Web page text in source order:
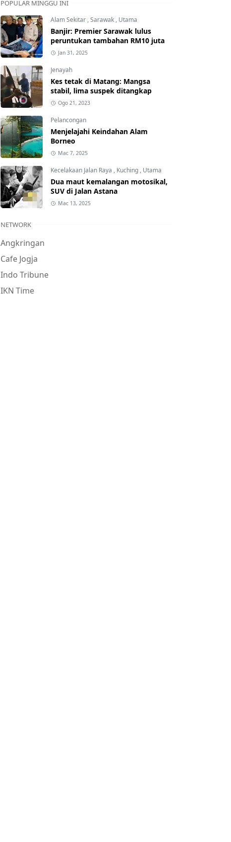
POPULAR MINGGU INI
Alam Sekitar ,Sarawak , Utama
Banjir: Premier Sarawak lulus
peruntukan tambahan RM10 juta
Jan 31, 2025
Jenayah
Kes tetak di Matang: Mangsa
stabil, lima suspek ditangkap
Ogo 21, 2023
Pelancongan
Menjelajahi Keindahan Alam
Borneo
Mac 7, 2025
Kecelakaan Jalan Raya , Kuching , Utama
Dua maut kemalangan motosikal,
SUV di Jalan Astana
Mac 13, 2025
NETWORK
Angkringan
Cafe Jogja
Indo Tribune
IKN Time